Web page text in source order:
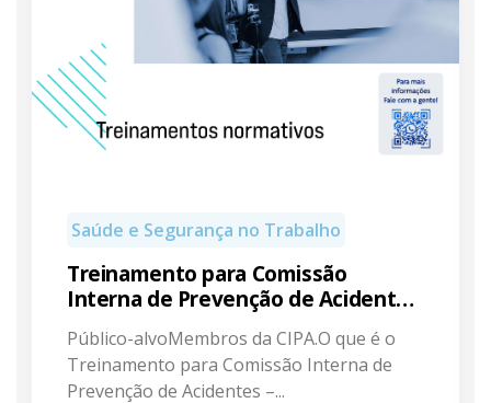
Saúde e Segurança no Trabalho
Treinamento para Comissão
Interna de Prevenção de Acidentes
Público-alvoMembros da CIPA.O que é o
Treinamento para Comissão Interna de
Prevenção de Acidentes –...